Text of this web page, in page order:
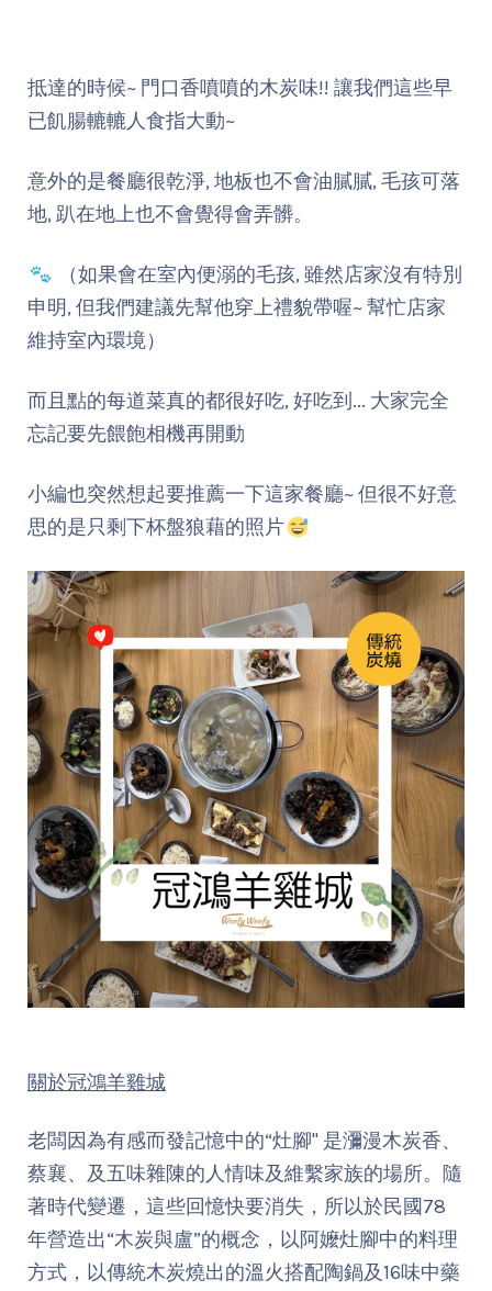
抵達的時候~ 門口香噴噴的木炭味!! 讓我們這些早
已飢腸轆轆人食指大動~
意外的是餐廳很乾淨, 地板也不會油膩膩, 毛孩可落
地, 趴在地上也不會覺得會弄髒。
（如果會在室內便溺的毛孩, 雖然店家沒有特別
申明, 但我們建議先幫他穿上禮貌帶喔~ 幫忙店家
維持室內環境）
而且點的每道菜真的都很好吃, 好吃到... 大家完全
忘記要先餵飽相機再開動
小編也突然想起要推薦一下這家餐廳~ 但很不好意
思的是只剩下杯盤狼藉的照片
關於冠鴻羊雞城
老闆因為有感而發記憶中的“灶腳" 是瀰漫木炭香、
蔡襄、及五味雜陳的人情味及維繫家族的場所。隨
著時代變遷，這些回憶快要消失，所以於民國78
年營造出“木炭與盧”的概念，以阿嬤灶腳中的料理
方式，以傳統木炭燒出的溫火搭配陶鍋及16味中藥